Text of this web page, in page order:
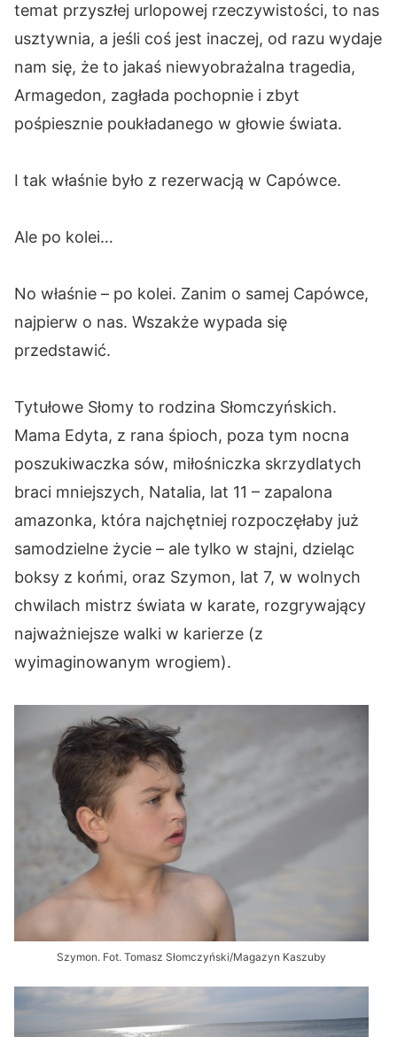
temat przyszłej urlopowej rzeczywistości, to nas
usztywnia, a jeśli coś jest inaczej, od razu wydaje
nam się, że to jakaś niewyobrażalna tragedia,
Armagedon, zagłada pochopnie i zbyt
pośpiesznie poukładanego w głowie świata.
I tak właśnie było z rezerwacją w Capówce.
Ale po kolei…
No właśnie – po kolei. Zanim o samej Capówce,
najpierw o nas. Wszakże wypada się
przedstawić.
Tytułowe Słomy to rodzina Słomczyńskich.
Mama Edyta, z rana śpioch, poza tym nocna
poszukiwaczka sów, miłośniczka skrzydlatych
braci mniejszych, Natalia, lat 11 – zapalona
amazonka, która najchętniej rozpoczęłaby już
samodzielne życie – ale tylko w stajni, dzieląc
boksy z końmi, oraz Szymon, lat 7, w wolnych
chwilach mistrz świata w karate, rozgrywający
najważniejsze walki w karierze (z
wyimaginowanym wrogiem).
Szymon. Fot. Tomasz Słomczyński/Magazyn Kaszuby